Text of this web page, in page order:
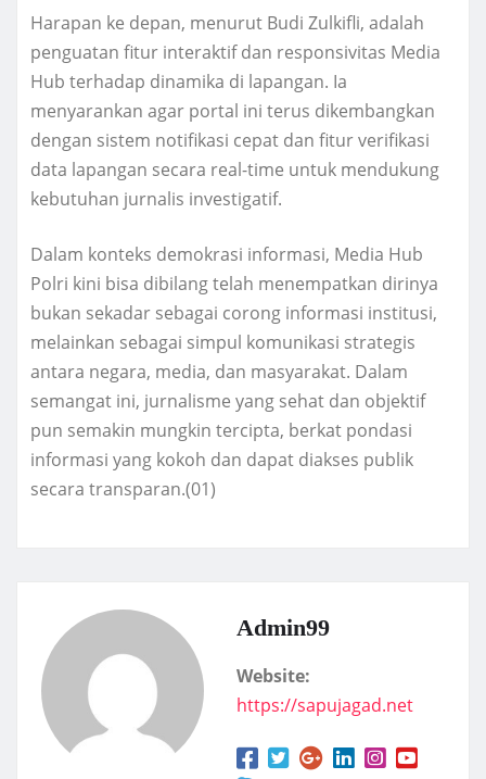
Harapan ke depan, menurut Budi Zulkifli, adalah
penguatan fitur interaktif dan responsivitas Media
Hub terhadap dinamika di lapangan. Ia
menyarankan agar portal ini terus dikembangkan
dengan sistem notifikasi cepat dan fitur verifikasi
data lapangan secara real-time untuk mendukung
kebutuhan jurnalis investigatif.
Dalam konteks demokrasi informasi, Media Hub
Polri kini bisa dibilang telah menempatkan dirinya
bukan sekadar sebagai corong informasi institusi,
melainkan sebagai simpul komunikasi strategis
antara negara, media, dan masyarakat. Dalam
semangat ini, jurnalisme yang sehat dan objektif
pun semakin mungkin tercipta, berkat pondasi
informasi yang kokoh dan dapat diakses publik
secara transparan.(01)
Admin99
Website:
https://sapujagad.net